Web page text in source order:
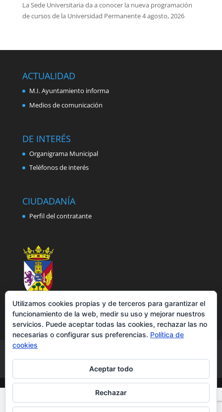
La Sede Universitaria da a conocer la nueva programación
de cursos de la Universidad Permanente4 agosto, 2026
ACTUALIDAD
M.I. Ayuntamiento informa
Medios de comunicación
DE INTERÉS
Organigrama Municipal
Teléfonos de interés
CIUDADANÍA
Perfil del contratante
Política de cookies
Accesibilidad
Utilizamos cookies propias y de terceros para garantizar el
funcionamiento de la web, medir su uso y mejorar nuestros
servicios. Puede aceptar todas las cookies, rechazar las no
necesarias o configurar sus preferencias. Política de
cookies
Aceptar todo
Rechazar